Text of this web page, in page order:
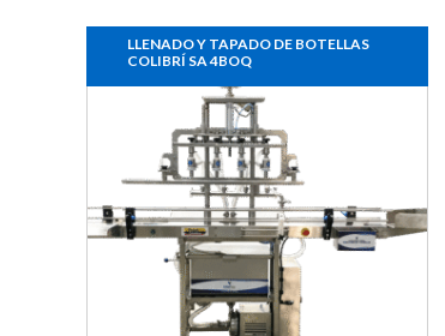
LLENADO Y TAPADO DE BOTELLAS
COLIBRÍ SA 4BOQ